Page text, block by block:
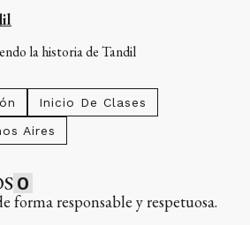
la historia de Tandil
Inicio De Clases
Aires
0
forma responsable y respetuosa.